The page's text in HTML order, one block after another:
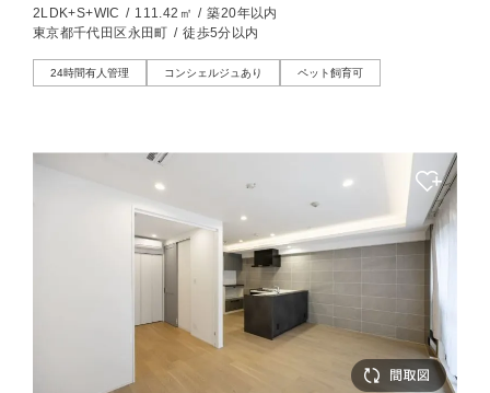
2LDK+S+WIC / 111.42㎡ / 築20年以内
東京都千代田区永田町 / 徒歩5分以内
24時間有人管理 コンシェルジュあり ペット飼育可